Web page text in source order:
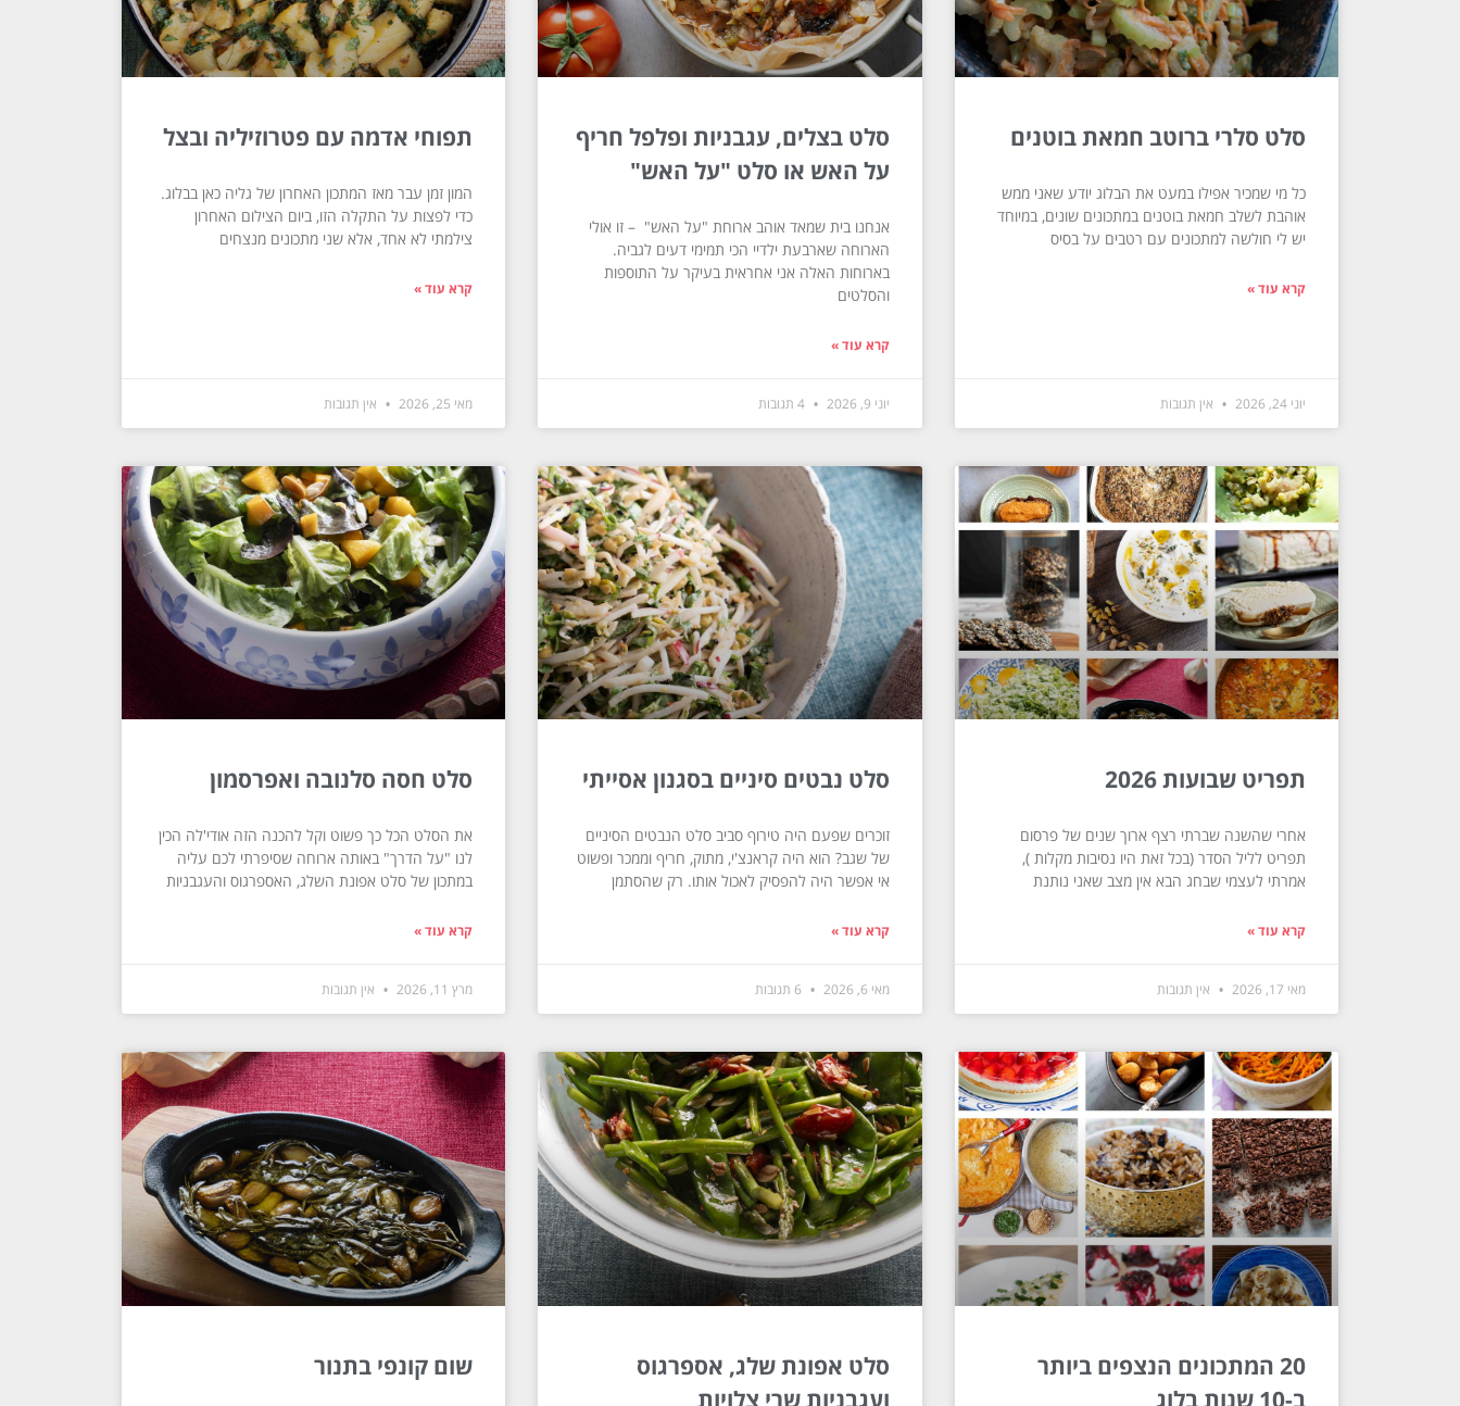
סלט סלרי ברוטב חמאת בוטנים
כל מי שמכיר אפילו במעט את הבלוג יודע שאני ממש
אוהבת לשלב חמאת בוטנים במתכונים שונים, במיוחד
יש לי חולשה למתכונים עם רטבים על בסיס
קרא עוד »
יוני 24, 2026 אין תגובות
סלט בצלים, עגבניות ופלפל חריף
על האש או סלט "על האש"
אנחנו בית שמאד אוהב ארוחת "על האש" – זו אולי
הארוחה שארבעת ילדיי הכי תמימי דעים לגביה.
בארוחות האלה אני אחראית בעיקר על התוספות
והסלטים
קרא עוד »
יוני 9, 2026 4 תגובות
תפוחי אדמה עם פטרוזיליה ובצל
המון זמן עבר מאז המתכון האחרון של גליה כאן בבלוג.
כדי לפצות על התקלה הזו, ביום הצילום האחרון
צילמתי לא אחד, אלא שני מתכונים מנצחים
קרא עוד »
מאי 25, 2026 אין תגובות
תפריט שבועות 2026
אחרי שהשנה שברתי רצף ארוך שנים של פרסום
תפריט לליל הסדר (בכל זאת היו נסיבות מקלות ),
אמרתי לעצמי שבחג הבא אין מצב שאני נותנת
קרא עוד »
מאי 17, 2026 אין תגובות
סלט נבטים סיניים בסגנון אסייתי
זוכרים שפעם היה טירוף סביב סלט הנבטים הסיניים
של שגב? הוא היה קראנצ'י, מתוק, חריף וממכר ופשוט
אי אפשר היה להפסיק לאכול אותו. רק שהסתמן
קרא עוד »
מאי 6, 2026
סלט חסה סלנובה ואפרסמון
את הסלט הכל כך פשוט וקל להכנה הזה אודי'לה הכין
לנו "על הדרך" באותה ארוחה שסיפרתי לכם עליה
במתכון של סלט אפונת השלג, האספרגוס והעגבניות
קרא עוד »
מרץ 11, 2026 אין תגובות
20 המתכונים הנצפים ביותר
ב-10 שנות בלוג
סלט אפונת שלג, אספרגוס
ועגבניות שרי צלויות
שום קונפי בתנור